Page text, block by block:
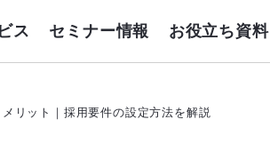
ス セミナー情報 お役立ち資料
リット｜採用要件の設定方法を解説